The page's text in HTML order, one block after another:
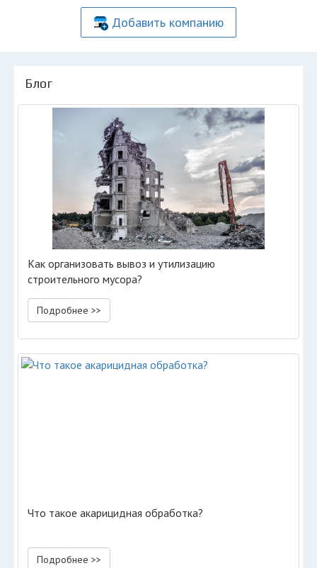
Добавить компанию
Блог
Как организовать вывоз и утилизацию
строительного мусора?
Подробнее >>
Что такое акарицидная обработка?
Подробнее >>